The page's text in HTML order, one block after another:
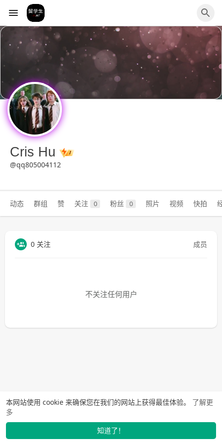
本网站使用 cookie 来确保您在我们的网站上获得最佳体验。 了解更
多
知道了！
Cris Hu
@qq805004112
动态 群组 赞 关注 0 粉丝 0 照片 视频 快拍
0 关注 成员
不关注任何用户
发布